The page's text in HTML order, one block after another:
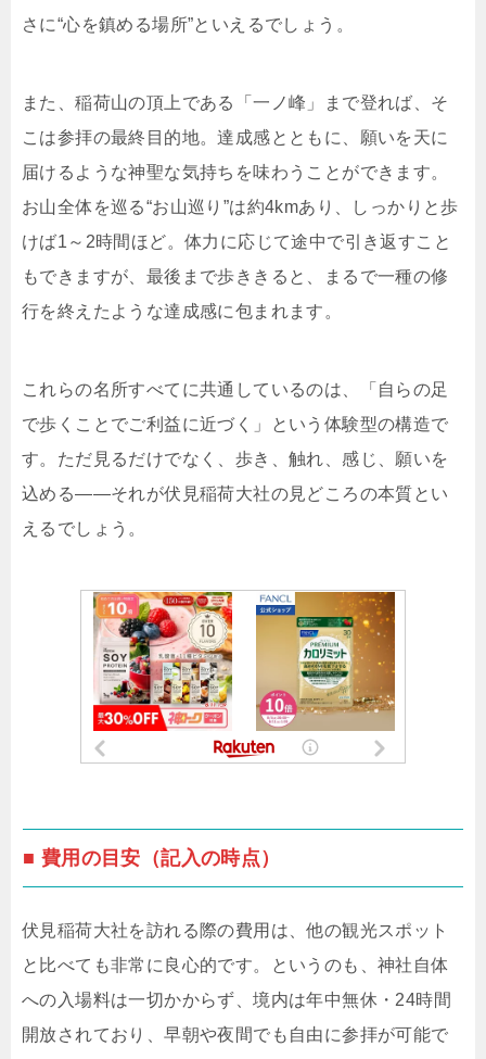
さに“心を鎮める場所”といえるでしょう。
また、稲荷山の頂上である「一ノ峰」まで登れば、そ
こは参拝の最終目的地。達成感とともに、願いを天に
届けるような神聖な気持ちを味わうことができます。
お山全体を巡る“お山巡り”は約4kmあり、しっかりと歩
けば1～2時間ほど。体力に応じて途中で引き返すこと
もできますが、最後まで歩ききると、まるで一種の修
行を終えたような達成感に包まれます。
これらの名所すべてに共通しているのは、「自らの足
で歩くことでご利益に近づく」という体験型の構造で
す。ただ見るだけでなく、歩き、触れ、感じ、願いを
込める——それが伏見稲荷大社の見どころの本質とい
えるでしょう。
■ 費用の目安（記入の時点）
伏見稲荷大社を訪れる際の費用は、他の観光スポット
と比べても非常に良心的です。というのも、神社自体
への入場料は一切かからず、境内は年中無休・24時間
開放されており、早朝や夜間でも自由に参拝が可能で